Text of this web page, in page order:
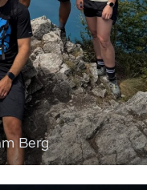
Berg